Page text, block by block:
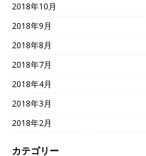
2018年10月
2018年9月
2018年8月
2018年7月
2018年4月
2018年3月
2018年2月
カテゴリー